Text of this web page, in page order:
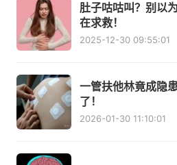
肚子咕咕叫？别以
在求救！
2025-12-30 09:55:01
一管扶他林竟成隐
了！
2026-01-30 11:10:01